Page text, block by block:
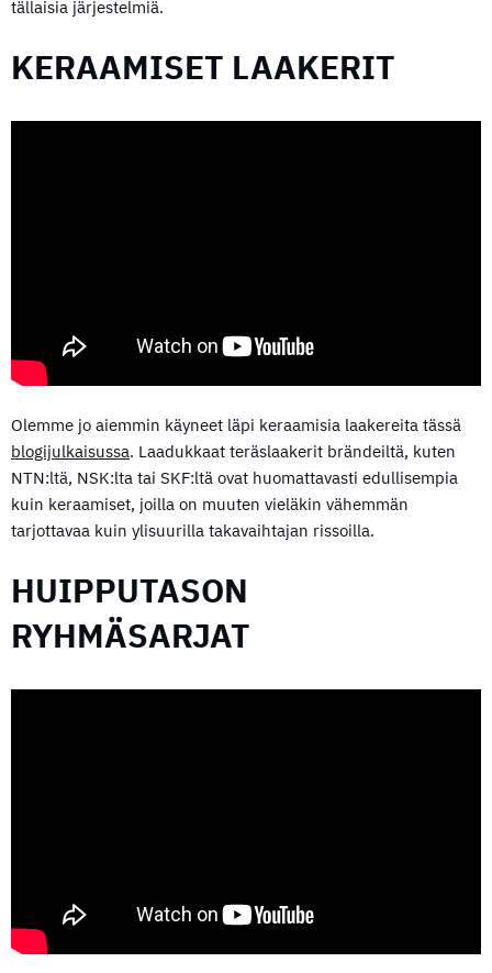
tällaisia järjestelmiä.
KERAAMISET LAAKERIT
Olemme jo aiemmin käyneet läpi keraamisia laakereita tässä
blogijulkaisussa. Laadukkaat teräslaakerit brändeiltä, kuten
NTN:ltä, NSK:lta tai SKF:ltä ovat huomattavasti edullisempia
kuin keraamiset, joilla on muuten vieläkin vähemmän
tarjottavaa kuin ylisuurilla takavaihtajan rissoilla.
HUIPPUTASON
RYHMÄSARJAT